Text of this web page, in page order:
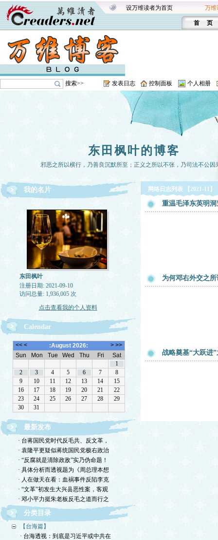
设万维读者为首页 万维
首 页
搜索>> 发表日志 控制面板 个人相册
东田枫叶的博客
邪恶之所以横行，乃善良沉默所至；正义之所以不张，乃司法不公因
我的名片
东田枫叶
注册日期: 2021-09-10
访问总量: 1,936,005 次
点击查看我的个人资料
Calendar
最新发布
· 台蒋国民党时代反毛共、反文革，
· 袁隆平更疑似蒋统国民党极右政治
· “反腐就是清除政敌”实乃伪命题！
· 具体分析而透视题为《周总理本想
· 人在做天在看：血祸事件反陷李克
· “文革”初发生大兴县恶性案，客观
· 邓小平力挺朱老板反毛之道而行之
分类目录
【台海篇】
· 台海透视：到底是习近平或中共在
网络日志列表 【2021-11】
重温毛泽东英明
为何邓右外交之
战略奠基“大跃进